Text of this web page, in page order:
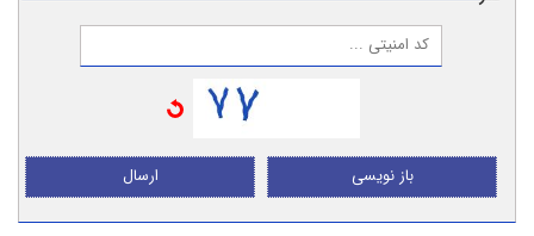
ارسال باز نویسی